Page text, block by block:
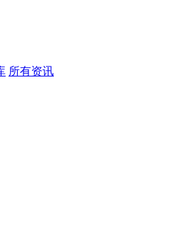
所有资讯